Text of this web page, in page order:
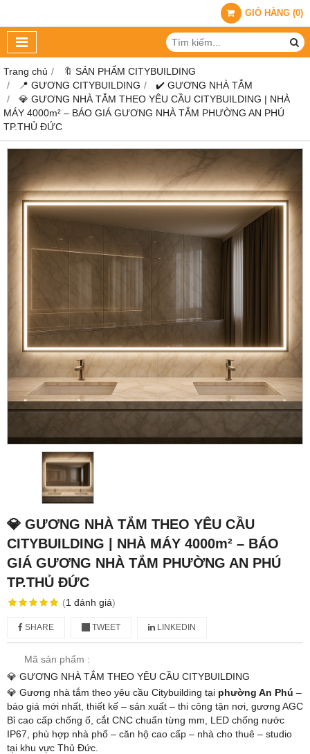
GIỎ HÀNG (0)
Trang chủ
🔖 SẢN PHẨM CITYBUILDING
📍 GƯƠNG CITYBUILDING
✔️ GƯƠNG NHÀ TẮM
💎 GƯƠNG NHÀ TẮM THEO YÊU CẦU CITYBUILDING | NHÀ
MÁY 4000m² – BÁO GIÁ GƯƠNG NHÀ TẮM PHƯỜNG AN PHÚ
TP.THỦ ĐỨC
💎 GƯƠNG NHÀ TẮM THEO YÊU CẦU
CITYBUILDING | NHÀ MÁY 4000m² – BÁO
GIÁ GƯƠNG NHÀ TẮM PHƯỜNG AN PHÚ
TP.THỦ ĐỨC
(1 đánh giá)
SHARE TWEET LINKEDIN
Mã sản phẩm :
💎 GƯƠNG NHÀ TẮM THEO YÊU CẦU CITYBUILDING
💎 Gương nhà tắm theo yêu cầu Citybuilding tại phường An Phú –
báo giá mới nhất, thiết kế – sản xuất – thi công tận nơi, gương AGC
Bỉ cao cấp chống ố, cắt CNC chuẩn từng mm, LED chống nước
IP67, phù hợp nhà phố – căn hộ cao cấp – nhà cho thuê – studio
tại khu vực Thủ Đức.